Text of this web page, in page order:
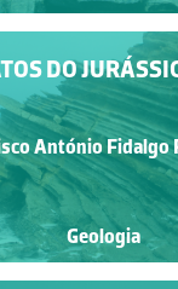
DO
António Fidalgo
Geologia